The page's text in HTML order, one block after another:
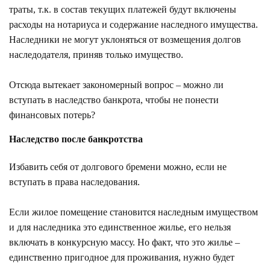
траты, т.к. в состав текущих платежей будут включены
расходы на нотариуса и содержание наследного имущества.
Наследники не могут уклоняться от возмещения долгов
наследодателя, приняв только имущество.
Отсюда вытекает закономерный вопрос – можно ли
вступать в наследство банкрота, чтобы не понести
финансовых потерь?
Наследство после банкротства
Избавить себя от долгового бремени можно, если не
вступать в права наследования.
Если жилое помещение становится наследным имуществом
и для наследника это единственное жилье, его нельзя
включать в конкурсную массу. Но факт, что это жилье –
единственно пригодное для проживания, нужно будет